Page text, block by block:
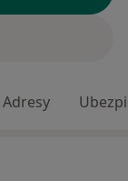
Adresy